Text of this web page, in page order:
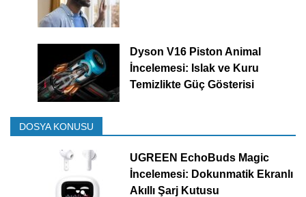
Dyson V16 Piston Animal
İncelemesi: Islak ve Kuru
Temizlikte Güç Gösterisi
DOSYA KONUSU
UGREEN EchoBuds Magic
İncelemesi: Dokunmatik Ekranlı
Akıllı Şarj Kutusu